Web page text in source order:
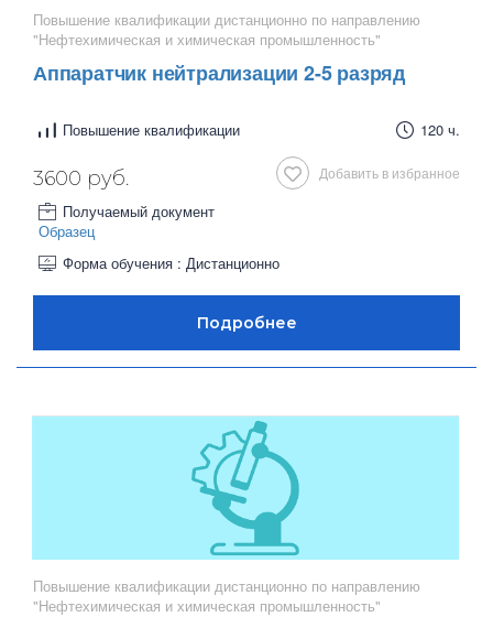
Повышение квалификации дистанционно по направлению
"Нефтехимическая и химическая промышленность"
Аппаратчик нейтрализации 2-5 разряд
Повышение квалификации 120 ч.
Добавить в избранное
3600 руб.
Получаемый документ
Образец
Форма обучения : Дистанционно
Повышение квалификации дистанционно по направлению
"Нефтехимическая и химическая промышленность"